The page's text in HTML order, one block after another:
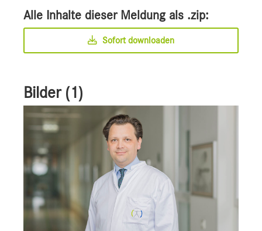
Alle Inhalte dieser Meldung als .zip:
Sofort downloaden
Bilder (1)